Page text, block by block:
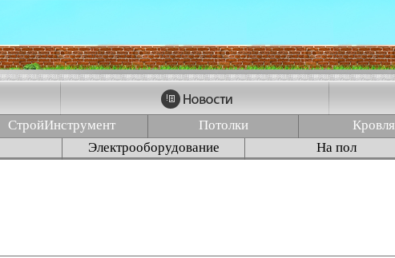
СтройИнструмент Потолки Кровля
Электрооборудование На пол